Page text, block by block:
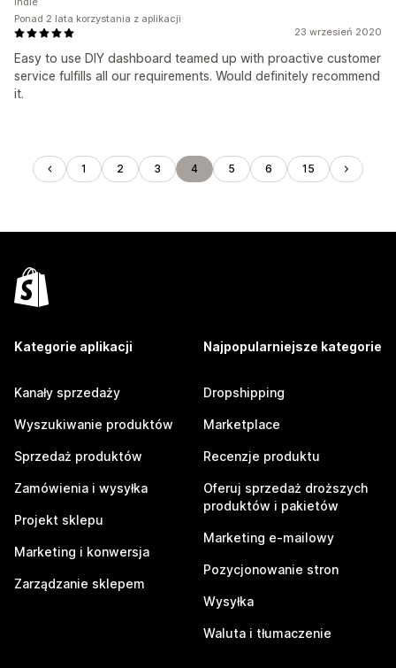
23 wrzesień 2020
Easy to use DIY dashboard teamed up with proactive customer
service fulfills all our requirements. Would definitely recommend
it.
Ponad 2 lata korzystania z aplikacji
1 2 3 4 5 6 15
Kategorie aplikacji
Kanały sprzedaży
Wyszukiwanie produktów
Sprzedaż produktów
Zamówienia i wysyłka
Projekt sklepu
Marketing i konwersja
Zarządzanie sklepem
Najpopularniejsze kategorie
Dropshipping
Marketplace
Recenzje produktu
Oferuj sprzedaż droższych
produktów i pakietów
Marketing e-mailowy
Pozycjonowanie stron
Wysyłka
Waluta i tłumaczenie